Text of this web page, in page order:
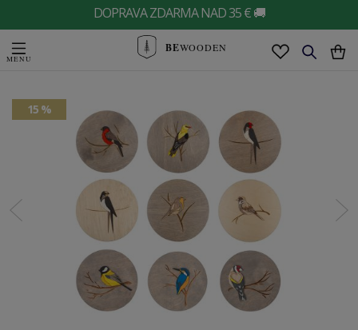
DOPRAVA ZDARMA NAD 35 € 🚚
BEWOODEN
15 %